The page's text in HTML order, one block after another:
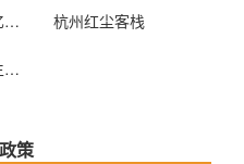
千岛湖万水忆家宾馆 杭州红尘客栈
杭州华彼道生酒店公寓
策